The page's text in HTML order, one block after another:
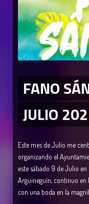
FANO
JULIO
Este mes de Julio me
organizando el
este sábado 9 de Julio en
Arguineguín, continuo en
con una boda en la